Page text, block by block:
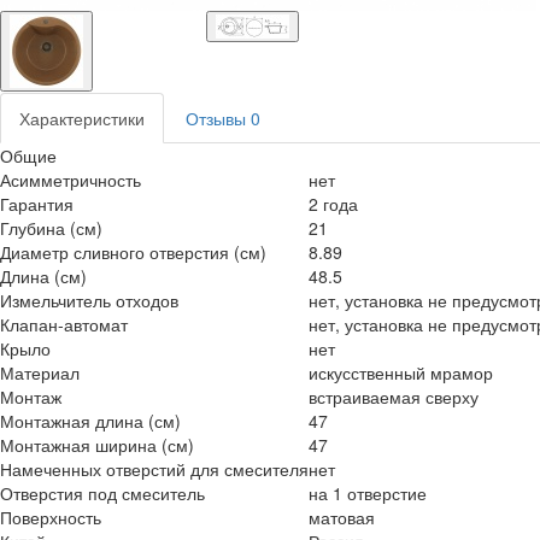
Характеристики Отзывы 0
Общие
Асимметричность
нет
Гарантия
2 года
Глубина (см)
21
Диаметр сливного отверстия (см)
8.89
Длина (см)
48.5
Измельчитель отходов
нет, установка не
Клапан-автомат
нет, установка не
Крыло
нет
Материал
искусственный мрамор
Монтаж
встраиваемая сверху
Монтажная длина (см)
47
Монтажная ширина (см)
47
Намеченных отверстий для смесителянет
Отверстия под смеситель
на 1 отверстие
Поверхность
матовая